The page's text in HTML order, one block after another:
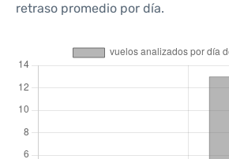
retraso promedio por día.